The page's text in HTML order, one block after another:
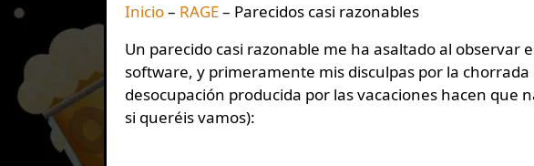
Inicio– RAGE– Parecidos casi razonables
Un parecido casi razonable me ha asaltado al observar esta foto del esperadísimo Rage, de Id
software, y primeramente mis disculpas por la chorrada
desocupación producida por las vacaciones hacen que
si queréis vamos):